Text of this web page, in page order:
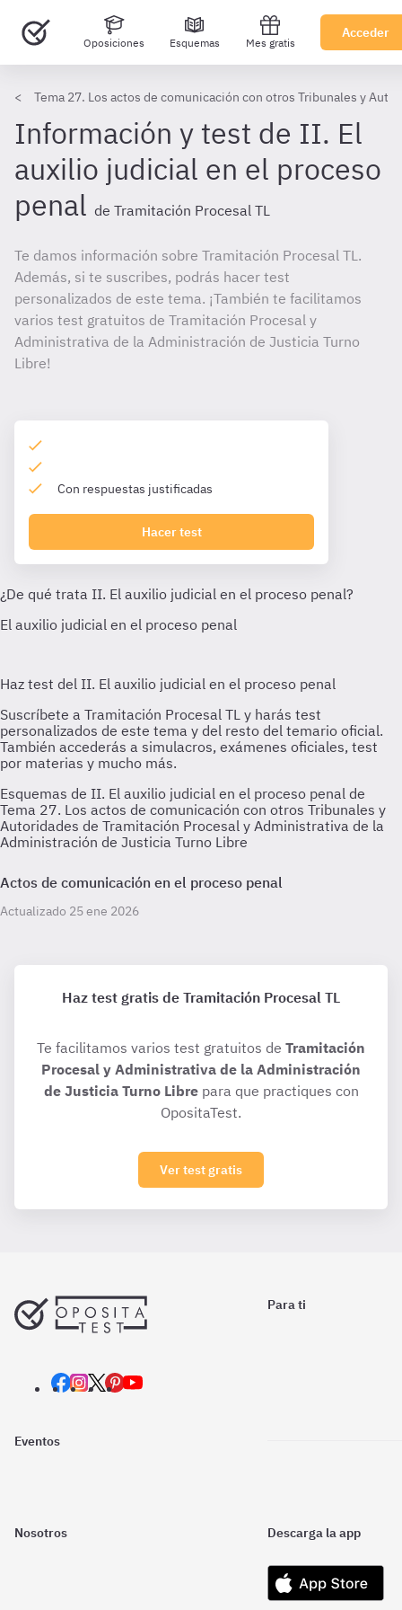
Oposiciones Esquemas Mes gratis
Acceder
Tema 27. Los actos de comunicación con otros Tribunales y
Información y test de II. El
auxilio judicial en el proceso
penal de Tramitación Procesal TL
Te damos información sobre Tramitación Procesal TL.
Además, si te suscribes, podrás hacer test
personalizados de este tema. ¡También te facilitamos
varios test gratuitos de Tramitación Procesal y
Administrativa de la Administración de Justicia Turno
Libre!
Con respuestas justificadas
Hacer test
Esquemas de II. El auxilio judicial en el proceso penal de
Tema 27. Los actos de comunicación con otros Tribunales y
Autoridades de Tramitación Procesal y Administrativa de la
Administración de Justicia Turno Libre
Actos de comunicación en el proceso penal
Actualizado 25 ene 2026
Haz test gratis de Tramitación Procesal TL
Te facilitamos varios test gratuitos de Tramitación
Procesal y Administrativa de la Administración
de Justicia Turno Librepara que practiques con
OpositaTest.
Ver test gratis
Para ti
Eventos
Nosotros Descarga la app